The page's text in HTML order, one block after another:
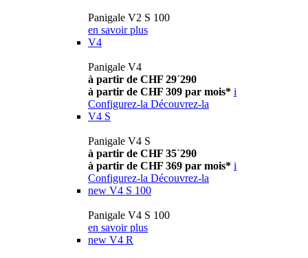
Panigale V2 S 100
en savoir plus
V4
Panigale V4
à partir de CHF 29´290
à partir de CHF 309 par mois* i
Configurez-la Découvrez-la
V4 S
Panigale V4 S
à partir de CHF 35´290
à partir de CHF 369 par mois* i
Configurez-la Découvrez-la
new V4 S 100
Panigale V4 S 100
en savoir plus
new V4 R